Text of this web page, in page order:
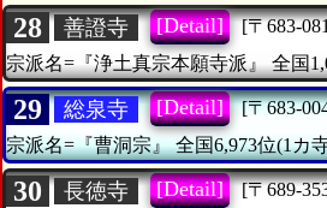
28 善證寺 [Detail] [〒683-
宗派名=『浄土真宗本願寺派』
全国
29 総泉寺 [Detail] [〒683-
宗派名=『曹洞宗』 全国6,973位(1カ
30 長徳寺 [Detail] [〒689-